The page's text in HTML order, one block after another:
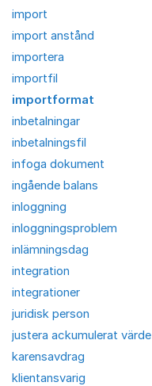
import
import anstånd
importera
importfil
importformat
inbetalningar
inbetalningsfil
infoga dokument
ingående balans
inloggning
inloggningsproblem
inlämningsdag
integration
integrationer
juridisk person
justera ackumulerat värde
karensavdrag
klientansvarig